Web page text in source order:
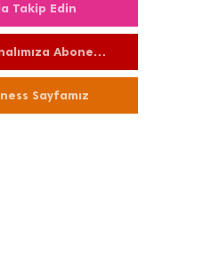
Takip Edin
Abone
Sayfamız